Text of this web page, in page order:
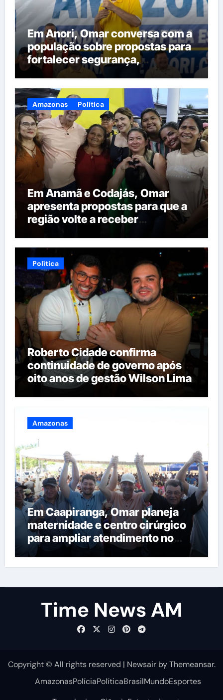
Em Anori, Omar conversa com a
população sobre propostas para
fortalecer segurança,
qualificação profissional e
ampliar serviços públicos
Amazonas Política
Em Anamã e Codajás, Omar
apresenta propostas para que a
região volte a receber
estado
Política
Roberto Cidade confirma
continuidade de governo após
oito anos de gestão Wilson Lima
Amazonas
Em Caapiranga, Omar planeja
maternidade e centro cirúrgico
para ampliar atendimento no
interior
Time News AM
Copyright © All rights reserved | NewsairbyThemeansar.
AmazonasPolíciaPolíticaBrasilMundoEsportes